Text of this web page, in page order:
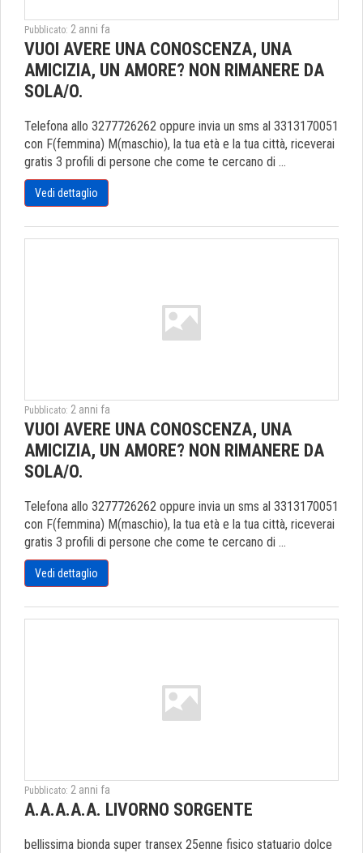
Pubblicato: 2 anni fa
VUOI AVERE UNA CONOSCENZA, UNA
AMICIZIA, UN AMORE? NON RIMANERE DA
SOLA/O.
Telefona allo 3277726262 oppure invia un sms al 3313170051
con F(femmina) M(maschio), la tua età e la tua città, riceverai
gratis 3 profili di persone che come te cercano di ...
Vedi dettaglio
Pubblicato: 2 anni fa
VUOI AVERE UNA CONOSCENZA, UNA
AMICIZIA, UN AMORE? NON RIMANERE DA
SOLA/O.
Telefona allo 3277726262 oppure invia un sms al 3313170051
con F(femmina) M(maschio), la tua età e la tua città, riceverai
gratis 3 profili di persone che come te cercano di ...
Vedi dettaglio
Pubblicato: 2 anni fa
A.A.A.A.A. LIVORNO SORGENTE
bellissima bionda super transex 25enne fisico statuario dolce